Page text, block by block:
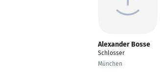
Alexander Bosse
Schlosser
München